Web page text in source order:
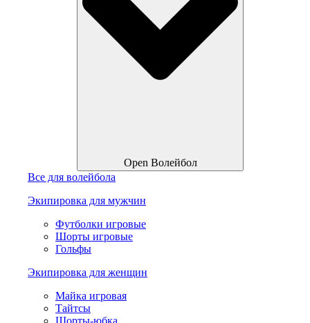
Open Волейбол
Все для волейбола
Экипировка для мужчин
Футболки игровые
Шорты игровые
Гольфы
Экипировка для женщин
Майка игровая
Тайтсы